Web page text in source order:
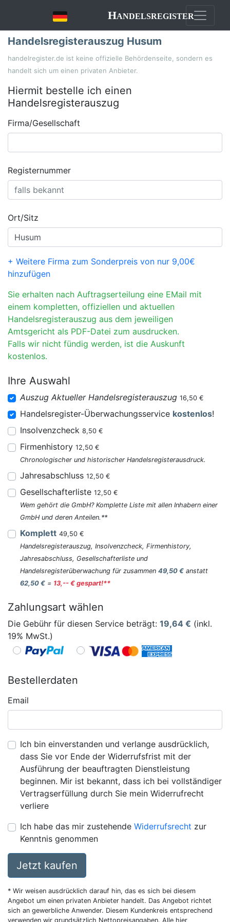
Handelsregister
Handelsregisterauszug Husum
handelregister.de ist keine offizielle Behördenseite, sondern es
handelt sich um einen privaten Anbieter.
Hiermit bestelle ich einen
Handelsregisterauszug
Firma/Gesellschaft
Registernummer
Ort/Sitz
+ Weitere Firma zum Sonderpreis von nur 9,00€
hinzufügen
Sie erhalten nach Auftragserteilung eine EMail mit
einem kompletten, offiziellen und aktuellen
Handelsregisterauszug aus dem jeweiligen
Amtsgericht als PDF-Datei zum ausdrucken.
Falls wir nicht fündig werden, ist die Auskunft
kostenlos.
Ihre Auswahl
Auszug Aktueller Handelsregisterauszug 16,50 €
Handelsregister-Überwachungsservice kostenlos!
Insolvenzcheck 8,50 €
Firmenhistory 12,50 €
Chronologischer und historischer Handelsregisterausdruck.
Jahresabschluss 12,50 €
Gesellschafterliste 12,50 €
Wem gehört die GmbH? Komplette Liste mit allen Inhabern einer
GmbH und deren Anteilen.**
Komplett 49,50 €
Handelsregisterauszug, Insolvenzcheck, Firmenhistory,
Jahresabschluss, Gesellschafterliste und
Handelsregisterüberwachung für zusammen 49,50 € anstatt
62,50 € = 13,-- € gespart!**
Zahlungsart wählen
Die Gebühr für diesen Service beträgt: 19,64 € (inkl.
19% MwSt.)
Bestellerdaten
Email
Ich bin einverstanden und verlange ausdrücklich,
dass Sie vor Ende der Widerrufsfrist mit der
Ausführung der beauftragten Dienstleistung
beginnen. Mir ist bekannt, dass ich bei vollständiger
Vertragserfüllung durch Sie mein Widerrufrecht
verliere
Ich habe das mir zustehende Widerrufsrecht zur
Kenntnis genommen
Jetzt kaufen
* Wir weisen ausdrücklich darauf hin, das es sich bei diesem
Angebot um einen privaten Anbieter handelt. Das Angebot richtet
sich an gewerbliche Anwender. Diesem Kundenkreis entsprechend
verwenden wir grundsätzlich Nettopreisangaben. Alle hier